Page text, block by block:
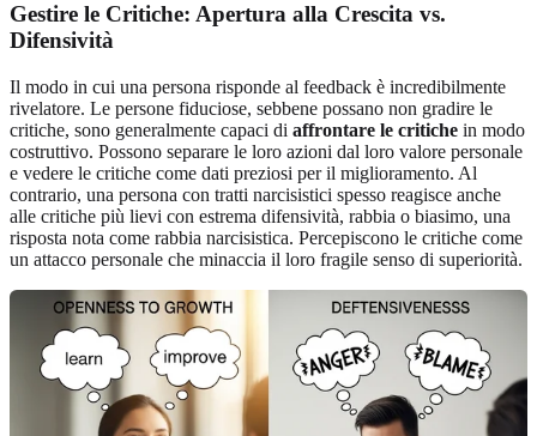
Gestire le Critiche: Apertura alla Crescita vs.
Difensività
Il modo in cui una persona risponde al feedback è incredibilmente
rivelatore. Le persone fiduciose, sebbene possano non gradire le
critiche, sono generalmente capaci di affrontare le critiche in modo
costruttivo. Possono separare le loro azioni dal loro valore personale
e vedere le critiche come dati preziosi per il miglioramento. Al
contrario, una persona con tratti narcisistici spesso reagisce anche
alle critiche più lievi con estrema difensività, rabbia o biasimo, una
risposta nota come rabbia narcisistica. Percepiscono le critiche come
un attacco personale che minaccia il loro fragile senso di superiorità.